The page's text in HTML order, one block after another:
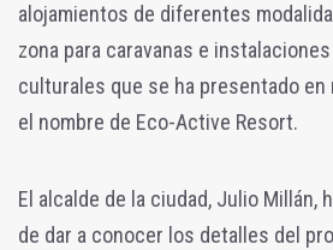
alojamientos de diferentes
zona para caravanas e
culturales que se ha presentado en
el nombre de Eco-Active Resort.
El alcalde de la ciudad, Julio Millán,
de dar a conocer los detalles del